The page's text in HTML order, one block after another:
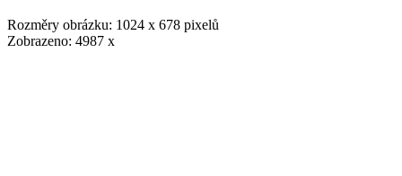
Rozměry obrázku: 1024 x 678 pixelů
Zobrazeno: 4987 x